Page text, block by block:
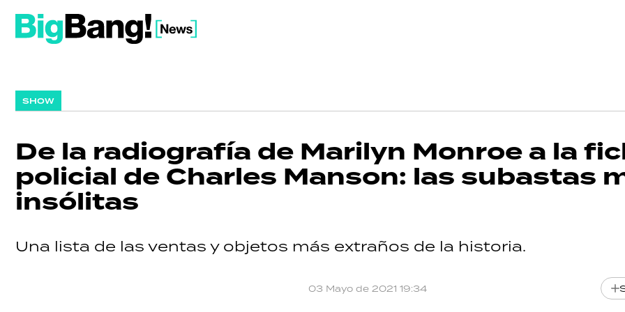
SHOW
De la radiografía de Marilyn Monroe a la
policial de Charles Manson: las subastas
insólitas
Una lista de las ventas y objetos más extraños de la historia.
03 Mayo de 2021 19:34